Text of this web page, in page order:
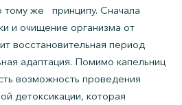
тому же принципу. Сначала
и очищение организма от
восстановительная период
адаптация. Помимо капельниц
возможность проведения
детоксикации, которая